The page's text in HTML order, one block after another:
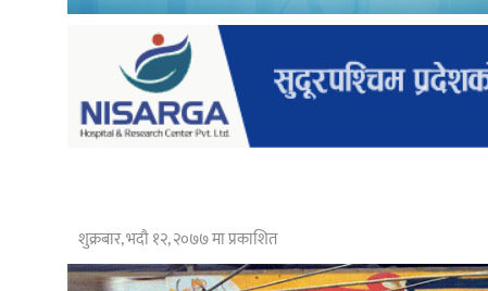
शुक्रबार, भदौ १२, २०७७ मा प्रकाशित